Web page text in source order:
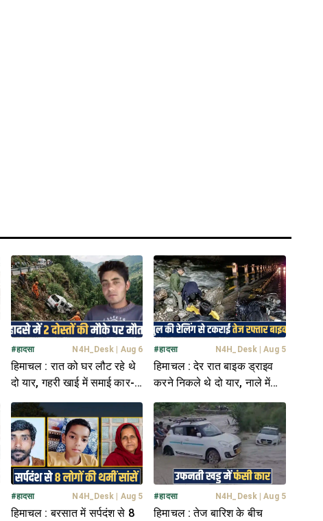
#हादसा N4H_Desk | Aug 6
हिमाचल : रात को घर लौट रहे थे
दो यार, गहरी खाई में समाई कार-
#हादसा N4H_Desk | Aug 5
हिमाचल : देर रात बाइक ड्राइव
करने निकले थे दो यार, नाले में
#हादसा N4H_Desk | Aug 5
हिमाचल : बरसात में सर्पदंश से 8
#हादसा N4H_Desk | Aug 5
हिमाचल : तेज बारिश के बीच